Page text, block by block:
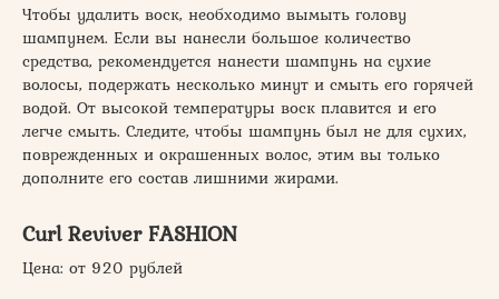
Чтобы удалить воск, необходимо вымыть голову
шампунем. Если вы нанесли большое количество
средства, рекомендуется нанести шампунь на сухие
волосы, подержать несколько минут и смыть его горячей
водой. От высокой температуры воск плавится и его
легче смыть. Следите, чтобы шампунь был не для сухих,
поврежденных и окрашенных волос, этим вы только
дополните­ его состав лишними жирами.
Curl Reviver FASHION
Цена: от 920 рублей